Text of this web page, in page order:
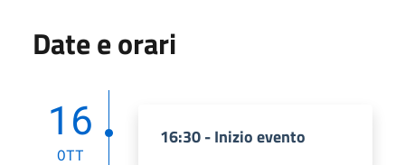
Date e orari
16
OTT
16:30 - Inizio evento